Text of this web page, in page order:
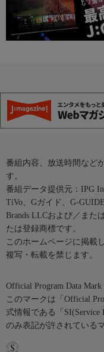
番組内容、放送時間など
す。
番組データ提供元：IPG
TiVo、Gガイド、G-
Brands LLCおよび／また
たは登録商標です。
このホームページに掲載
複写・転載を禁じます。
Official Program Data
このマークは「Official
式情報である「
のみ表記が許されている